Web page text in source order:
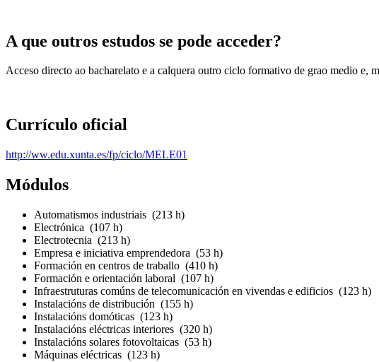
A que outros estudos se pode acceder?
Acceso directo ao bacharelato e a calquera outro ciclo formativo de grao medio e,
Currículo oficial
http://ww.edu.xunta.es/fp/ciclo/MELE01
Módulos
Automatismos industriais (213 h)
Electrónica (107 h)
Electrotecnia (213 h)
Empresa e iniciativa emprendedora (53 h)
Formación en centros de traballo (410 h)
Formación e orientación laboral (107 h)
Infraestruturas comúns de telecomunicación en vivendas e edificios (123 h)
Instalacións de distribución (155 h)
Instalacións domóticas (123 h)
Instalacións eléctricas interiores (320 h)
Instalacións solares fotovoltaicas (53 h)
Máquinas eléctricas (123 h)